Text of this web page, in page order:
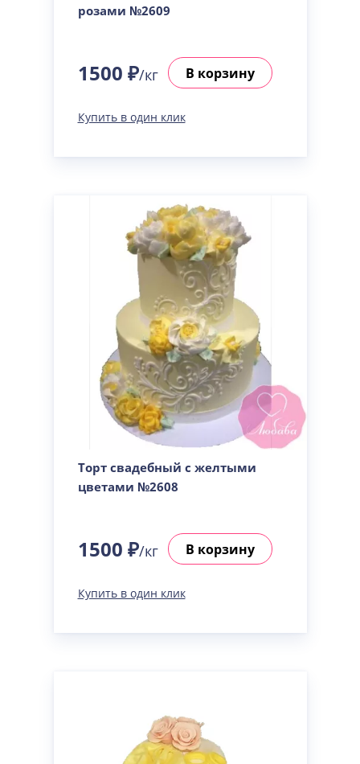
розами №2609
1500 ₽/кг В корзину
Купить в один клик
Торт свадебный с желтыми
цветами №2608
1500 ₽/кг В корзину
Купить в один клик